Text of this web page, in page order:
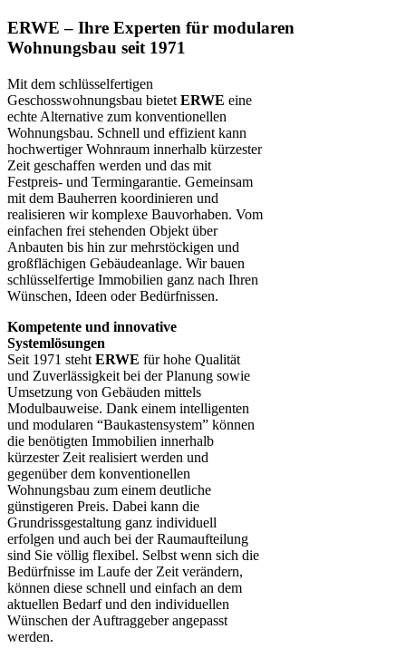
ERWE – Ihre Experten für modularen
Wohnungsbau seit 1971
Mit dem schlüsselfertigen
Geschosswohnungsbau bietet ERWE eine
echte Alternative zum konventionellen
Wohnungsbau. Schnell und effizient kann
hochwertiger Wohnraum innerhalb kürzester
Zeit geschaffen werden und das mit
Festpreis- und Termingarantie. Gemeinsam
mit dem Bauherren koordinieren und
realisieren wir komplexe Bauvorhaben. Vom
einfachen frei stehenden Objekt über
Anbauten bis hin zur mehrstöckigen und
großflächigen Gebäudeanlage. Wir bauen
schlüsselfertige Immobilien ganz nach Ihren
Wünschen, Ideen oder Bedürfnissen.
Kompetente und innovative
Systemlösungen
Seit 1971 steht ERWE für hohe Qualität
und Zuverlässigkeit bei der Planung sowie
Umsetzung von Gebäuden mittels
Modulbauweise. Dank einem intelligenten
und modularen “Baukastensystem” können
die benötigten Immobilien innerhalb
kürzester Zeit realisiert werden und
gegenüber dem konventionellen
Wohnungsbau zum einem deutliche
günstigeren Preis. Dabei kann die
Grundrissgestaltung ganz individuell
erfolgen und auch bei der Raumaufteilung
sind Sie völlig flexibel. Selbst wenn sich die
Bedürfnisse im Laufe der Zeit verändern,
können diese schnell und einfach an dem
aktuellen Bedarf und den individuellen
Wünschen der Auftraggeber angepasst
werden.